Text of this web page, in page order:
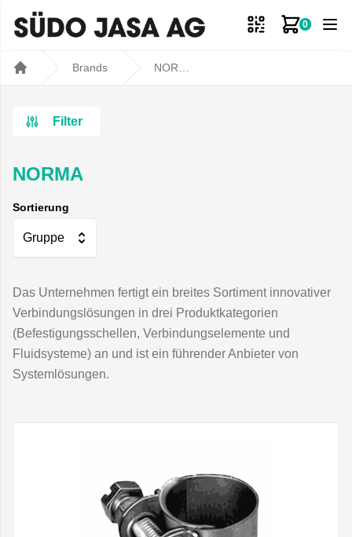
0
Zum
Brands
Filter
NORMA
Sortierung
Gruppe
Das Unternehmen fertigt ein breites Sortiment innovativer
Verbindungslösungen in drei Produktkategorien
(Befestigungsschellen, Verbindungselemente und
Fluidsysteme) an und ist ein führender Anbieter von
Systemlösungen.